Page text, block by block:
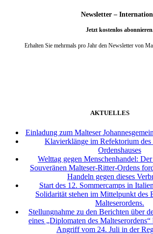
Newsletter –
Jetzt kostenlos
Erhalten Sie mehrmals pro Jahr den Newsletter von
AKTUELLES
Einladung zum Malteser
Klavierklänge im Refektorium
Ordenshauses
Welttag gegen Menschenhandel:
Souveränen Malteser-Ritter-Ordens
Handeln gegen dieses
Start des 12. Sommercamps in
Solidarität stehen im Mittelpunkt des
Malteserordens.
Stellungnahme zu den Berichten über
eines „Diplomaten des Malteserordens“
Angriff vom 24. Juli in der